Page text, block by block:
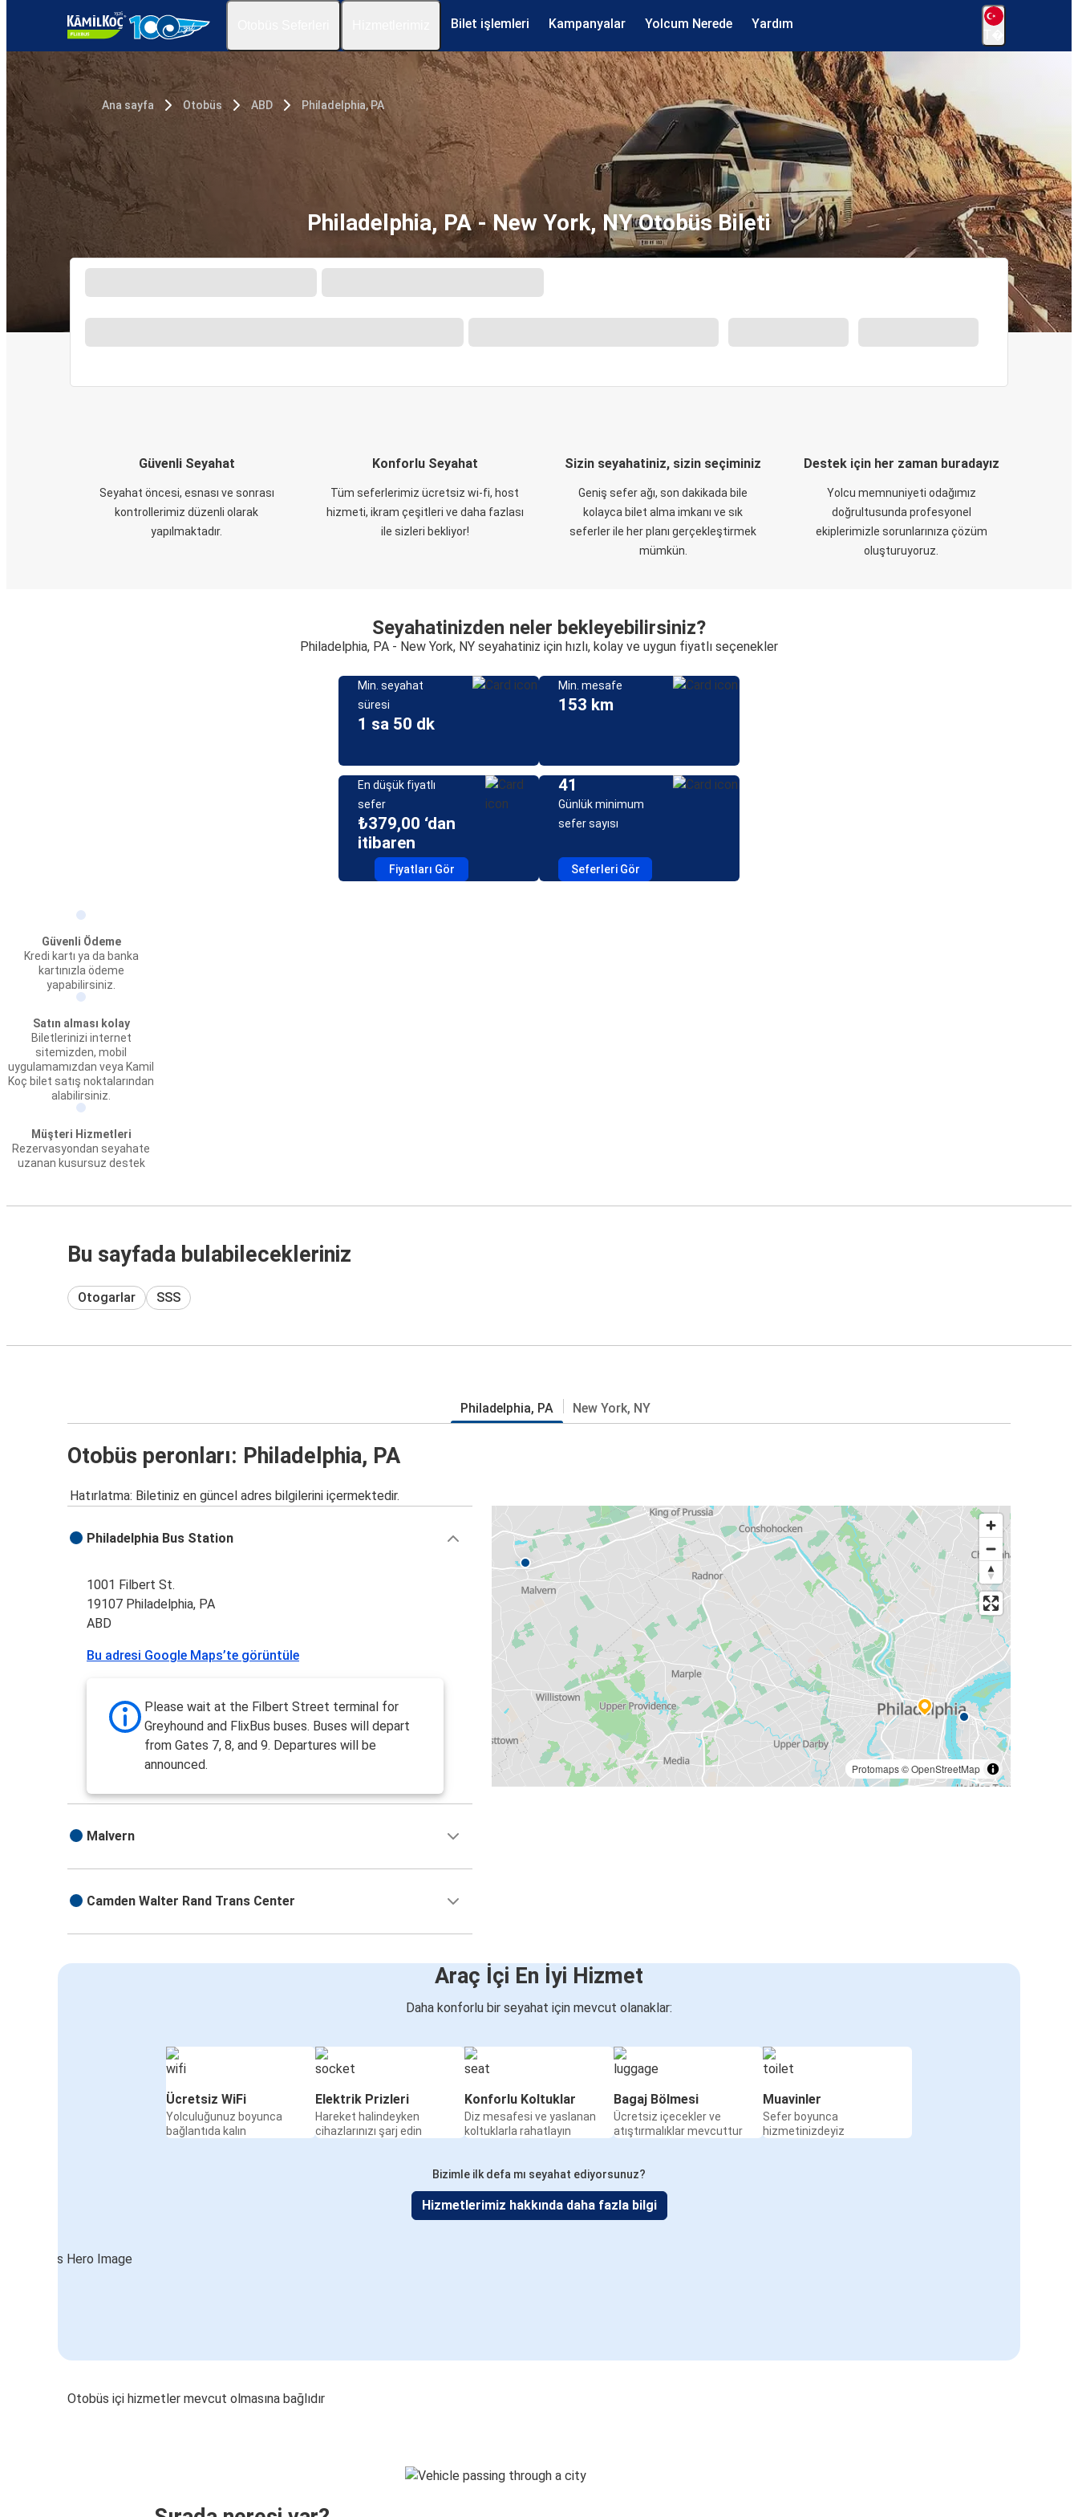
Bilet işlemleri Kampanyalar Yolcum Nerede Yardım
Ana sayfa Otobüs ABD Philadelphia, PA
Philadelphia, PA - New York, NY Otobüs Bileti
Güvenli Seyahat
Seyahat öncesi, esnası ve sonrası
kontrollerimiz düzenli olarak
yapılmaktadır.
Konforlu Seyahat
Tüm seferlerimiz ücretsiz wi-fi, host
hizmeti, ikram çeşitleri ve daha fazlası
ile sizleri bekliyor!
Sizin seyahatiniz, sizin seçiminiz
Geniş sefer ağı, son dakikada bile
kolayca bilet alma imkanı ve sık
seferler ile her planı gerçekleştirmek
mümkün.
Destek için her zaman buradayız
Yolcu memnuniyeti odağımız
doğrultusunda profesyonel
ekiplerimizle sorunlarınıza çözüm
oluşturuyoruz.
Seyahatinizden neler bekleyebilirsiniz?
Philadelphia, PA - New York, NY seyahatiniz için hızlı, kolay ve uygun fiyatlı seçenekler
Min. seyahat
süresi
1 sa 50 dk
Min. mesafe
153 km
En düşük fiyatlı
sefer
₺379,00 ‘dan
itibaren
Fiyatları Gör
41
Günlük minimum
sefer sayısı
Seferleri Gör
Güvenli Ödeme
Kredi kartı ya da banka
kartınızla ödeme
yapabilirsiniz.
Satın alması kolay
Biletlerinizi internet
sitemizden, mobil
uygulamamızdan veya Kamil
Koç bilet satış noktalarından
alabilirsiniz.
Müşteri Hizmetleri
Rezervasyondan seyahate
uzanan kusursuz destek
Bu sayfada bulabilecekleriniz
Otogarlar SSS
Philadelphia, PA New York, NY
Otobüs peronları: Philadelphia, PA
Hatırlatma: Biletiniz en güncel adres bilgilerini içermektedir.
Protomaps©OpenStreetMap
Philadelphia Bus Station
1001 Filbert St.
19107 Philadelphia, PA
ABD
Bu adresi Google Maps’te görüntüle
Please wait at the Filbert Street terminal for
Greyhound and FlixBus buses. Buses will depart
from Gates 7, 8, and 9. Departures will be
announced.
Malvern
Camden Walter Rand Trans Center
Araç İçi En İyi Hizmet
Daha konforlu bir seyahat için mevcut olanaklar:
Ücretsiz WiFi
Yolculuğunuz boyunca
bağlantıda kalın
Elektrik Prizleri
Hareket halindeyken
cihazlarınızı şarj edin
Konforlu Koltuklar
Diz mesafesi ve yaslanan
koltuklarla rahatlayın
Bagaj Bölmesi
Ücretsiz içecekler ve
atıştırmalıklar mevcuttur
Muavinler
Sefer boyunca
hizmetinizdeyiz
Bizimle ilk defa mı seyahat ediyorsunuz?
Hizmetlerimiz hakkında daha fazla bilgi
Otobüs içi hizmetler mevcut olmasına bağlıdır